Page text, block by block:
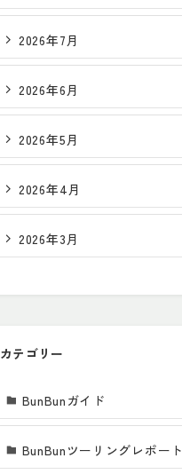
2026年7月
2026年6月
2026年5月
2026年4月
2026年3月
カテゴリー
BunBunガイド
BunBunツーリングレポート